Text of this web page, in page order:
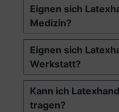
Eignen sich
Medizin?
Eignen sich
Werkstatt?
Kann ich
tragen?